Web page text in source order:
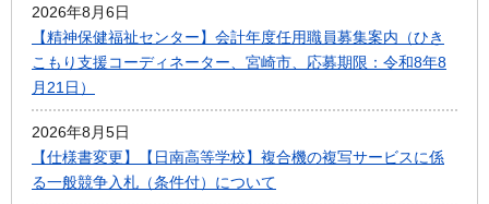
2026年8月6日
【精神保健福祉センター】会計年度任用職員募集案内（ひき
こもり支援コーディネーター、宮崎市、応募期限：令和8年8
月21日）
2026年8月5日
【仕様書変更】【日南高等学校】複合機の複写サービスに係
る一般競争入札（条件付）について